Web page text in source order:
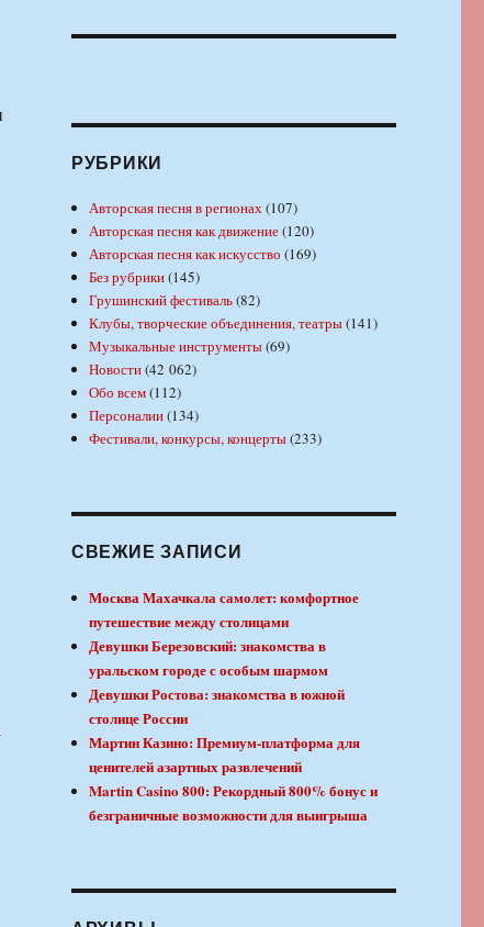
РУБРИКИ
Авторская песня в регионах(107)
Авторская песня как движение(120)
Авторская песня как искусство (169)
Без рубрики(145)
Грушинский фестиваль(82)
Клубы, творческие объединения, театры(141)
Музыкальные инструменты(69)
Новости(42 062)
Обо всем(112)
Персоналии(134)
Фестивали, конкурсы, концерты(233)
СВЕЖИЕ ЗАПИСИ
Москва Махачкала самолет: комфортное
путешествие между столицами
Девушки Березовский: знакомства в
уральском городе с особым шармом
Девушки Ростова: знакомства в южной
столице России
Мартин Казино: Премиум-платформа для
ценителей азартных развлечений
Martin Casino 800: Рекордный 800% бонус и
безграничные возможности для выигрыша